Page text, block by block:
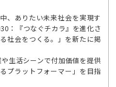
、ありたい未来社会を実現す
：『つなぐチカラ』を進化さ
社会をつくる。」を新たに掲
生活シーンで付加価値を提供
プラットフォーマー」を目指